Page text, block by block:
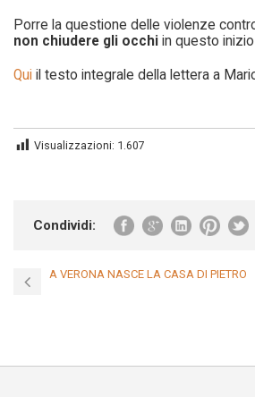
Porre la questione delle violenze
non chiudere gli occhi in questo
Qui il testo integrale della lettera a
Visualizzazioni: 1.607
Condividi:
A VERONA NASCE LA CASA DI PIETRO